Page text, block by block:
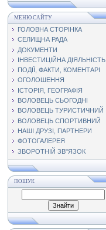
МЕНЮ САЙТУ
ГОЛОВНА СТОРІНКА
СЕЛИЩНА РАДА
ДОКУМЕНТИ
ІНВЕСТИЦІЙНА ДІЯЛЬНІСТЬ
ПОДІЇ, ФАКТИ, КОМЕНТАРІ
ОГОЛОШЕННЯ
ІСТОРІЯ, ГЕОГРАФІЯ
ВОЛОВЕЦЬ СЬОГОДНІ
ВОЛОВЕЦЬ ТУРИСТИЧНИЙ
ВОЛОВЕЦЬ СПОРТИВНИЙ
НАШІ ДРУЗІ, ПАРТНЕРИ
ФОТОГАЛЕРЕЯ
ЗВОРОТНІЙ ЗВ"ЯЗОК
ПОШУК